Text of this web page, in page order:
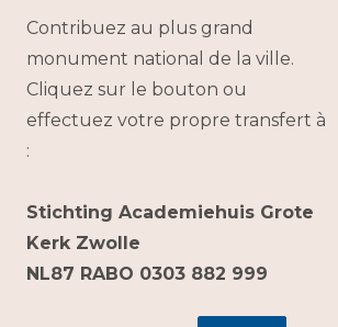
Contribuez au plus grand
monument national de la ville.
Cliquez sur le bouton ou
effectuez votre propre transfert à
:
Stichting Academiehuis Grote
Kerk Zwolle
NL87 RABO 0303 882 999